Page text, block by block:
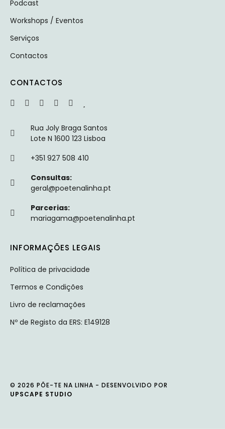
Podcast
Workshops / Eventos
Serviços
Contactos
CONTACTOS
Rua Joly Braga Santos
Lote N 1600 123 Lisboa
+351 927 508 410
Consultas:
geral@poetenalinha.pt
Parcerias:
mariagama@poetenalinha.pt
INFORMAÇÕES LEGAIS
Política de privacidade
Termos e Condições
Livro de reclamações
Nº de Registo da ERS: E149128
© 2026 PÕE-TE NA LINHA - DESENVOLVIDO POR
UPSCAPE STUDIO